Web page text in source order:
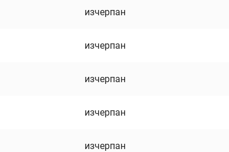
изчерпан
изчерпан
изчерпан
изчерпан
изчерпан